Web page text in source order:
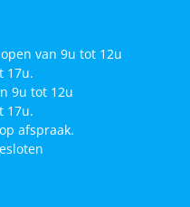
van 9u tot 12u
17u.
9u tot 12u
17u.
afspraak.